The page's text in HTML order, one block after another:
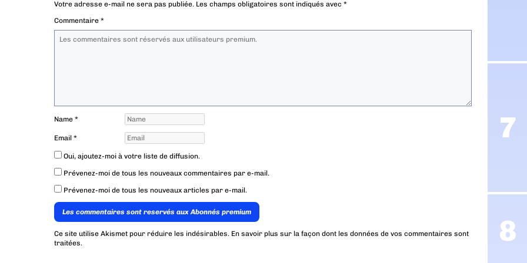
Votre adresse e-mail ne sera pas publiée. Les champs obligatoires sont indiqués avec *
Commentaire *
Name *
Email *
Oui, ajoutez-moi à votre liste de diffusion.
Prévenez-moi de tous les nouveaux commentaires par e-mail.
Prévenez-moi de tous les nouveaux articles par e-mail.
Les commentaires sont reservés aux Abonnés premium
Ce site utilise Akismet pour réduire les indésirables. En savoir plus sur la façon dont les données de vos commentaires sont
traitées.